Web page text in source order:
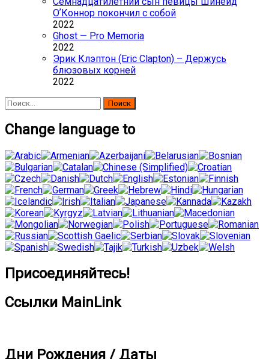
ОʼКоннор покончил с собой
2022
Ghost — Pro Memoria
2022
Эрик Клэптон (Eric Clapton) – Держусь
блюзовых корней
2022
Найти:
Change language to
Присоединяйтесь!
Ссылки MainLink
Дни Рождения / Даты